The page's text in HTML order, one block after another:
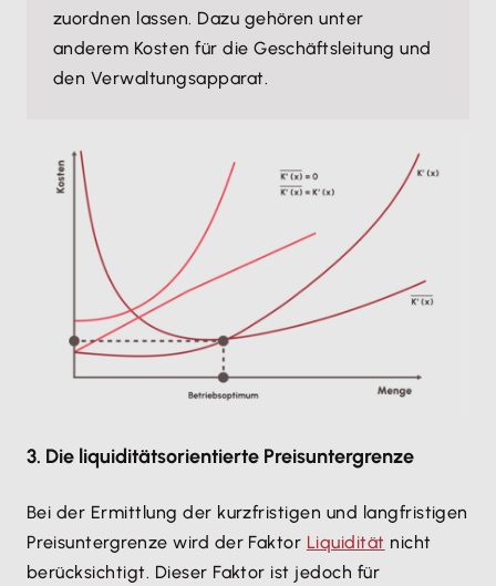
zuordnen lassen. Dazu gehören unter
anderem Kosten für die Geschäftsleitung und
den Verwaltungsapparat.
3. Die liquiditätsorientierte Preisuntergrenze
Bei der Ermittlung der kurzfristigen und langfristigen
Preisuntergrenze wird der Faktor Liquidität nicht
berücksichtigt. Dieser Faktor ist jedoch für